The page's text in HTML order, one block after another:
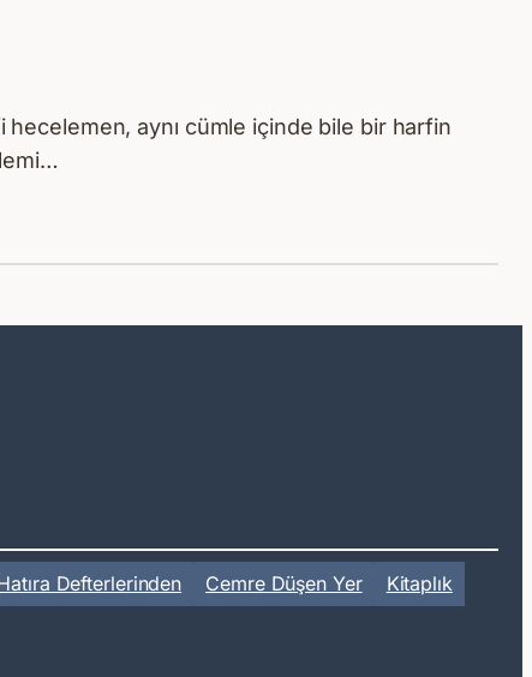
aynı cümle içinde bile bir harfin
Defterlerinden Cemre Düşen Yer
Kitaplık